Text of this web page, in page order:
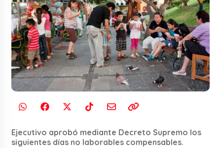
Ejecutivo aprobó mediante Decreto Supremo los
siguientes días no laborables compensables.